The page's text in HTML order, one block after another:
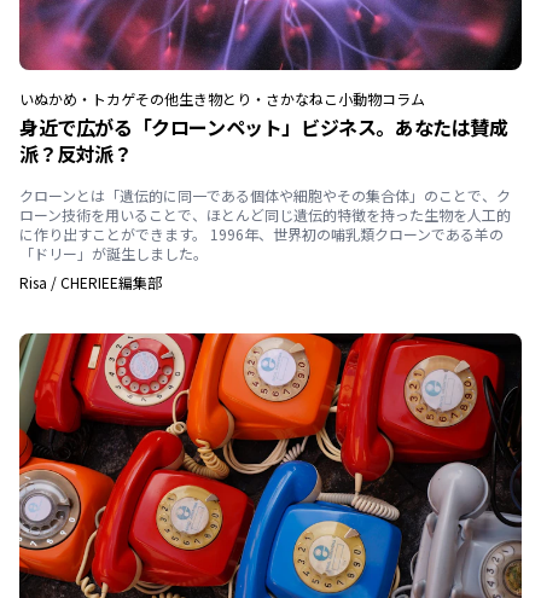
いぬかめ・トカゲその他生き物とり・さかなねこ小動物コラム
身近で広がる「クローンペット」ビジネス。あなたは賛成
派？反対派？
クローンとは「遺伝的に同一である個体や細胞やその集合体」のことで、ク
ローン技術を用いることで、ほとんど同じ遺伝的特徴を持った生物を人工的
に作り出すことができます。 1996年、世界初の哺乳類クローンである羊の
「ドリー」が誕生しました。
Risa /CHERIEE編集部